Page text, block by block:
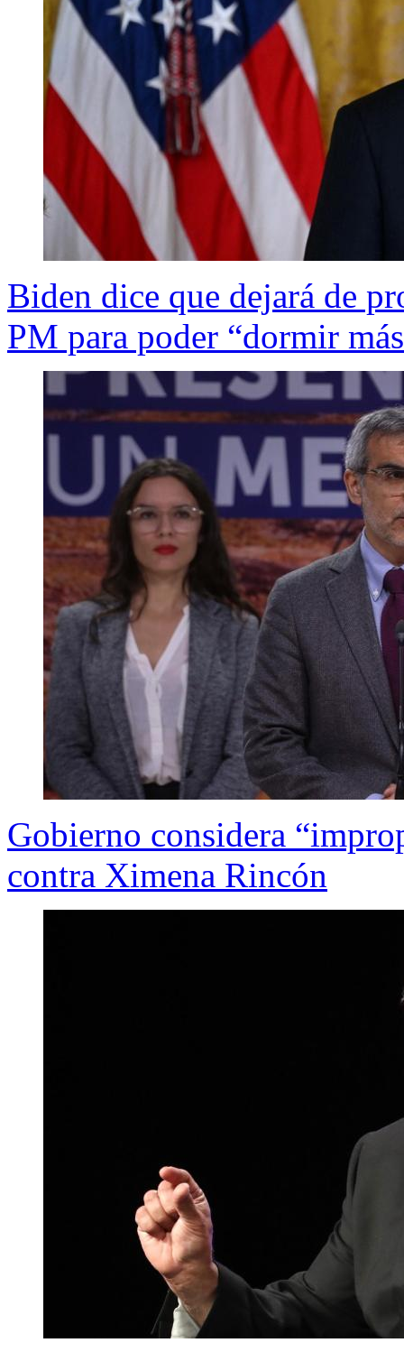
Biden dice que dejará de
PM para poder “dormir
Gobierno considera
contra Ximena Rincón